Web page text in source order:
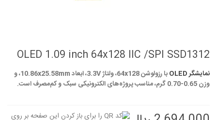
OLED 1.09 inch 64x128 IIC /SPI SSD1312
نمایشگر OLED
با رزولوشن 64x128، ولتاژ 3.3V، ابعاد 10.86x25.58mm، و
وزن 0.65-0.70 گرم، مناسب پروژه‌های الکترونیکی سبک و کم‌مصرف است.